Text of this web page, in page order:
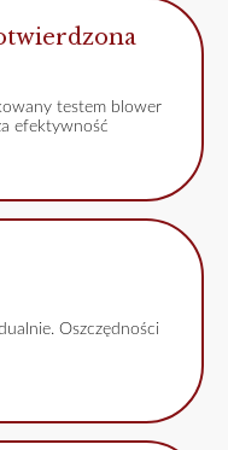
testem blower
efektywność
Oszczędności